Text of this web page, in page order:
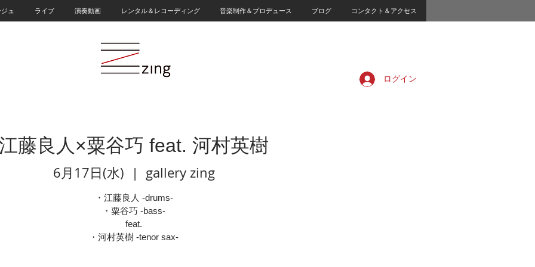
ュ ライブ 演奏動画 レンタル＆レコーディング 音楽制作＆プロデュース ブログ コンタクト＆アクセス
ログイン
藤良人×粟谷巧 feat. 河村英樹
6月17日(水)
  |
gallery zing
・江藤良人 -drums-
・粟谷巧 -bass-
feat.
・河村英樹 -tenor sax-